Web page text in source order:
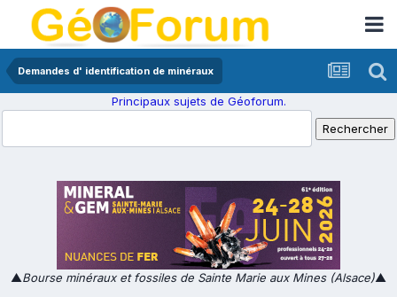
Demandes d' identification de minéraux
Principaux sujets de Géoforum.
▲Bourse minéraux et fossiles de Sainte Marie aux Mines (Alsace)▲